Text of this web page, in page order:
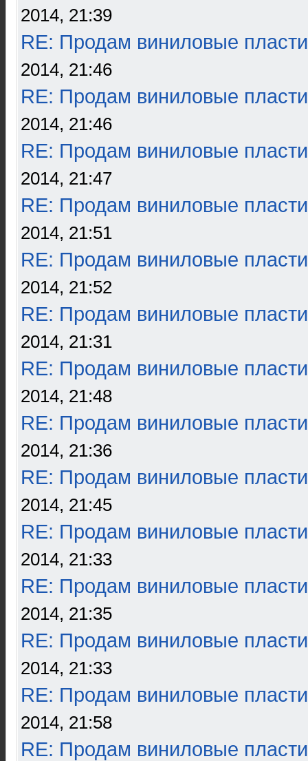
2014, 21:39
RE: Продам виниловые
2014, 21:46
RE: Продам виниловые
2014, 21:46
RE: Продам виниловые
2014, 21:47
RE: Продам виниловые
2014, 21:51
RE: Продам виниловые
2014, 21:52
RE: Продам виниловые
2014, 21:31
RE: Продам виниловые
2014, 21:48
RE: Продам виниловые
2014, 21:36
RE: Продам виниловые
2014, 21:45
RE: Продам виниловые
2014, 21:33
RE: Продам виниловые
2014, 21:35
RE: Продам виниловые
2014, 21:33
RE: Продам виниловые
2014, 21:58
RE: Продам виниловые